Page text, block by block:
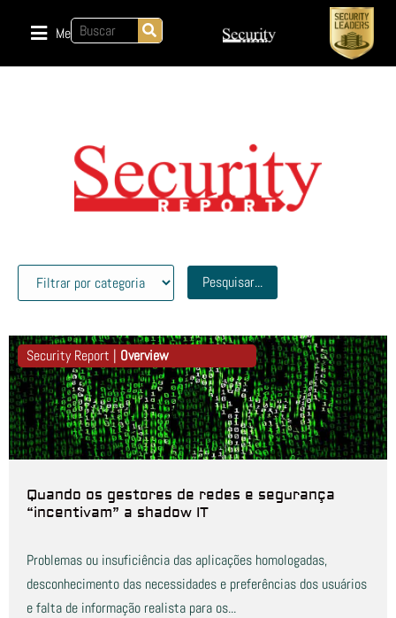
Menu
Pesquisar...
Security Report | Overview
Quando os gestores de redes e segurança
“incentivam” a shadow IT
Problemas ou insuficiência das aplicações homologadas,
desconhecimento das necessidades e preferências dos usuários
e falta de informação realista para os...